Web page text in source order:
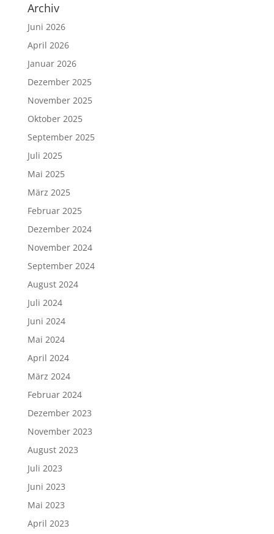
Archiv
Juni 2026
April 2026
Januar 2026
Dezember 2025
November 2025
Oktober 2025
September 2025
Juli 2025
Mai 2025
März 2025
Februar 2025
Dezember 2024
November 2024
September 2024
August 2024
Juli 2024
Juni 2024
Mai 2024
April 2024
März 2024
Februar 2024
Dezember 2023
November 2023
August 2023
Juli 2023
Juni 2023
Mai 2023
April 2023